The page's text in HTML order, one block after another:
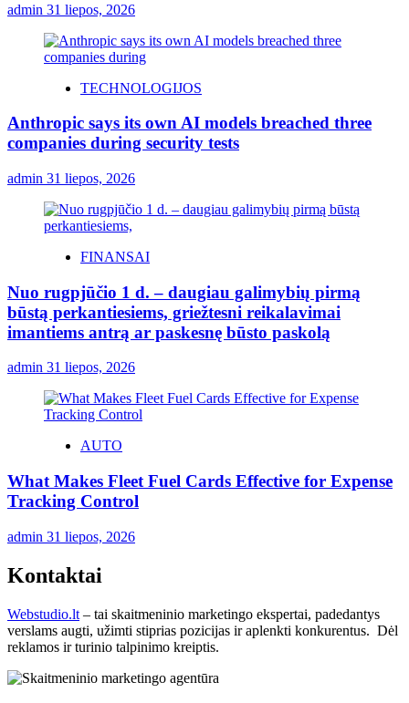
admin 31 liepos, 2026
TECHNOLOGIJOS
Anthropic says its own AI models breached three
companies during security tests
admin 31 liepos, 2026
FINANSAI
Nuo rugpjūčio 1 d. – daugiau galimybių pirmą
būstą perkantiesiems, griežtesni reikalavimai
imantiems antrą ar paskesnę būsto paskolą
admin 31 liepos, 2026
AUTO
What Makes Fleet Fuel Cards Effective for Expense
Tracking Control
admin 31 liepos, 2026
Kontaktai
Webstudio.lt – tai skaitmeninio marketingo ekspertai, padedantys
verslams augti, užimti stiprias pozicijas ir aplenkti konkurentus. Dėl
reklamos ir turinio talpinimo kreiptis.